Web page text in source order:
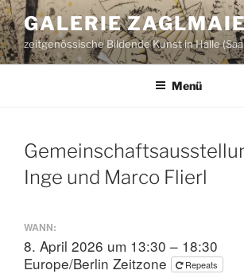
Zum
Inhalt
springen
GALERIE
zeitgenössische Bildende Kunst in Halle
Menü
Inge und Marco Flierl
WANN:
8. April 2026 um 13:30 – 18:30
Europe/Berlin Zeitzone
Repeats